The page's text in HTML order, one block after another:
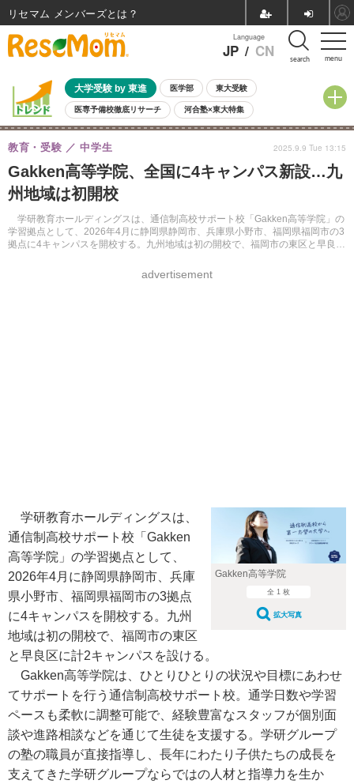
menu
Language
JP / CN search
大学受験 by 東進 医学部 東大受験
医専予備校徹底リサーチ 河合塾×東大特集
親子で考える大学選び 高校受験 中学受験 小学校受験
共通テスト 夏休み
8月開催イベント・WS 全国公立高校 過去問 人気記事
自由研究教材（小学生向け）
Gakken高等学院、全国に4キャンパス新設…九
州地域は初開校
学研教育ホールディングスは、通信制高校サポート校「Gakken高等学院」の
学習拠点として、2026年4月に静岡県静岡市、兵庫県小野市、福岡県福岡市の3
拠点に4キャンパスを開校する。九州地域は初の開校で、福岡市の東区と早良区
教育・受験 中学生
advertisement
2025.9.9 Tue 13:15
Gakken高等学院
全 1 枚
拡大写真
学研教育ホールディングスは、
通信制高校サポート校「Gakken
高等学院」の学習拠点として、
2026年4月に静岡県静岡市、兵庫
県小野市、福岡県福岡市の3拠点
に4キャンパスを開校する。九州
地域は初の開校で、福岡市の東区
と早良区に計2キャンパスを設ける。
Gakken高等学院は、ひとりひとりの状況や目標にあわせ
てサポートを行う通信制高校サポート校。通学日数や学習
ペースも柔軟に調整可能で、経験豊富なスタッフが個別面
談や進路相談などを通じて生徒を支援する。学研グループ
の塾の職員が直接指導し、長年にわたり子供たちの成長を
支えてきた学研グループならではの人材と指導力を生か
リセマム メンバーズ